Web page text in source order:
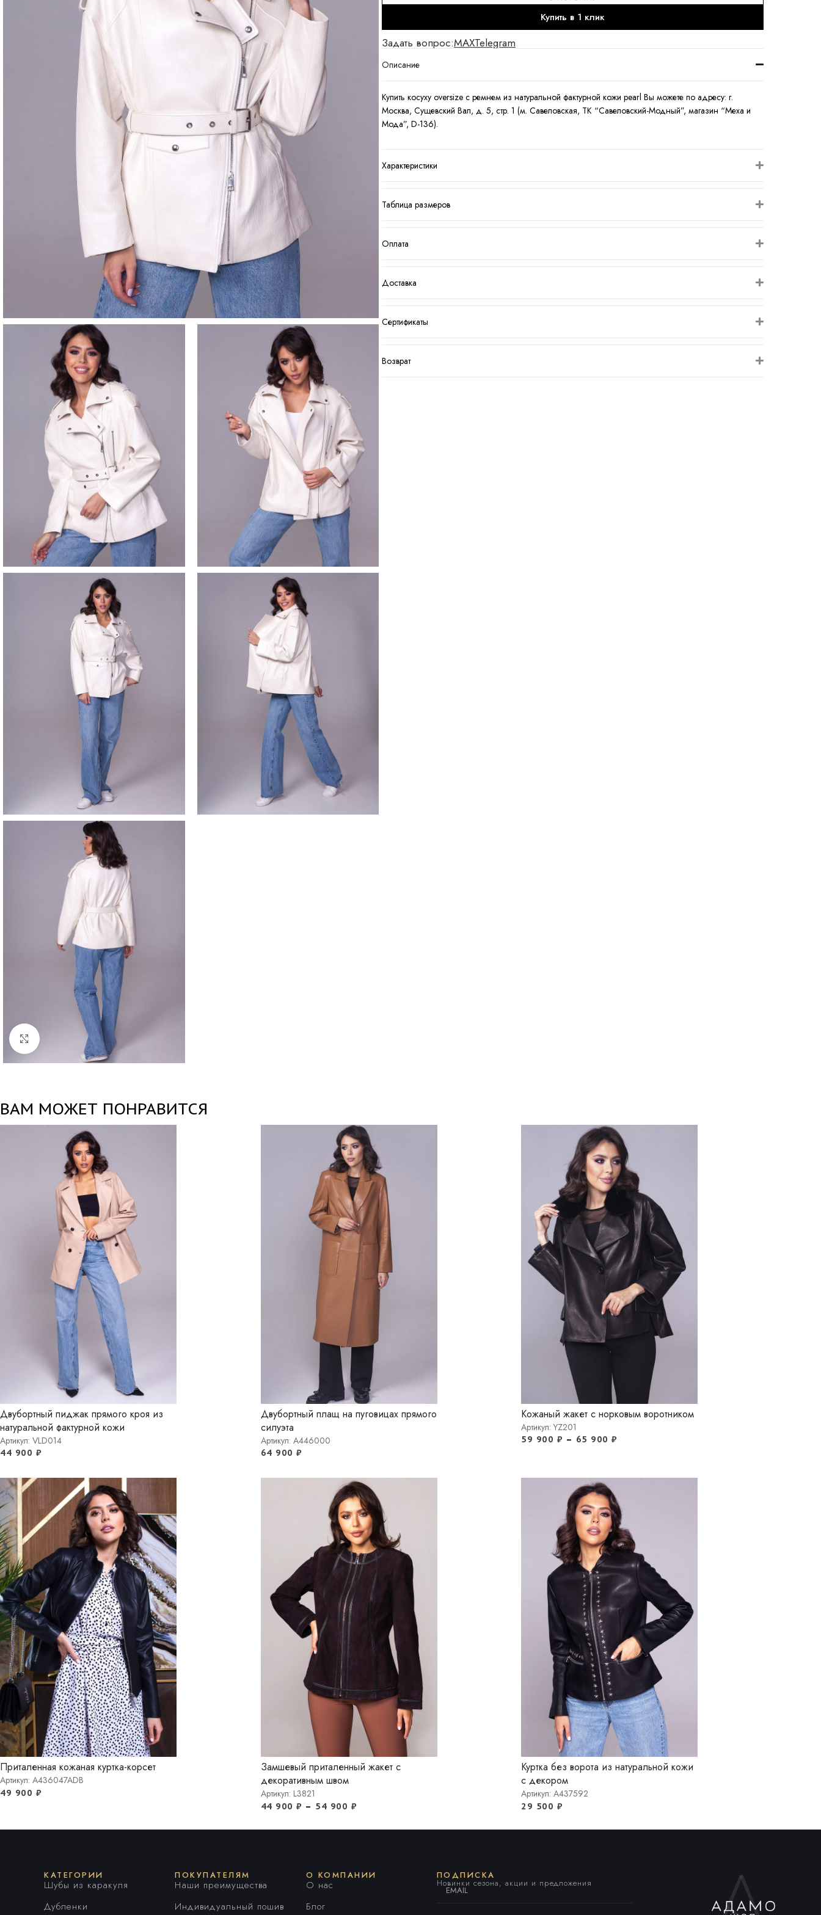
Нажмите, чтобы увеличить
Купить в 1 клик
Задать вопрос:MAXTelegram
Описание
Купить косуху oversize с ремнем из натуральной фактурной кожи pearl Вы можете по адресу: г.
Москва, Сущевский Вал, д. 5, стр. 1 (м. Савеловская, ТК “Савеловский-Модный”, магазин “Меха и
Мода”, D-136).
Характеристики
Таблица размеров
Оплата
Доставка
Сертификаты
Возврат
ВАМ МОЖЕТ ПОНРАВИТСЯ
Двубортный пиджак прямого кроя из
натуральной фактурной кожи
Артикул: VLD014
44 900 ₽
Двубортный плащ на пуговицах прямого
силуэта
Артикул: A446000
64 900₽
Кожаный жакет с норковым воротником
Артикул: YZ201
59 900 ₽ – 65 900₽
Приталенная кожаная куртка-корсет
Артикул: A436047ADB
49 900 ₽
Замшевый приталенный жакет с
декоративным швом
Артикул: L3821
44 900₽ – 54 900 ₽
Куртка без ворота из натуральной кожи
с декором
Артикул: A437592
29 500 ₽
КАТЕГОРИИ
Шубы из каракуля
Дубленки
ПОКУПАТЕЛЯМ
Наши преимущества
Индивидуальный пошив
О КОМПАНИИ
О нас
Блог
ПОДПИСКА
Новинки сезона, акции и предложения